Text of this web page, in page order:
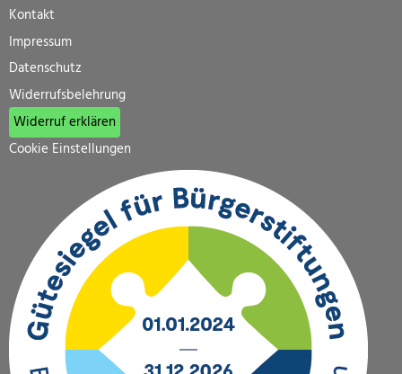
Kontakt
Impressum
Datenschutz
Widerrufsbelehrung
Widerruf erklären
Cookie Einstellungen